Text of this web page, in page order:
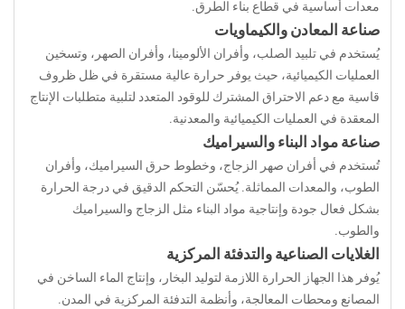
معدات أساسية في قطاع بناء الطرق.
صناعة المعادن والكيماويات
يُستخدم في تلبيد الصلب، وأفران الألومينا، وأفران الصهر، وتسخين
العمليات الكيميائية، حيث يوفر حرارة عالية مستقرة في ظل ظروف
قاسية مع دعم الاحتراق المشترك للوقود المتعدد لتلبية متطلبات الإنتاج
المعقدة في العمليات الكيميائية والمعدنية.
صناعة مواد البناء والسيراميك
تُستخدم في أفران صهر الزجاج، وخطوط حرق السيراميك، وأفران
الطوب، والمعدات المماثلة. يُحسّن التحكم الدقيق في درجة الحرارة
بشكل فعال جودة وإنتاجية مواد البناء مثل الزجاج والسيراميك
والطوب.
الغلايات الصناعية والتدفئة المركزية
يُوفر هذا الجهاز الحرارة اللازمة لتوليد البخار، وإنتاج الماء الساخن في
المصانع ومحطات المعالجة، وأنظمة التدفئة المركزية في المدن.